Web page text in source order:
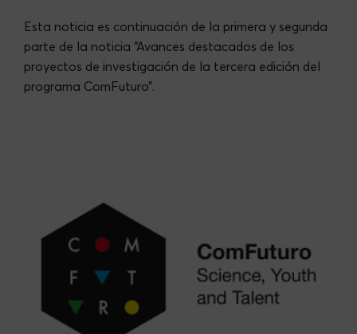
Esta noticia es continuación de la primera y segunda
parte de la noticia “Avances destacados de los
proyectos de investigación de la tercera edición del
programa ComFuturo”.